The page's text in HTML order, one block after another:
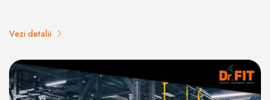
Vezi detalii